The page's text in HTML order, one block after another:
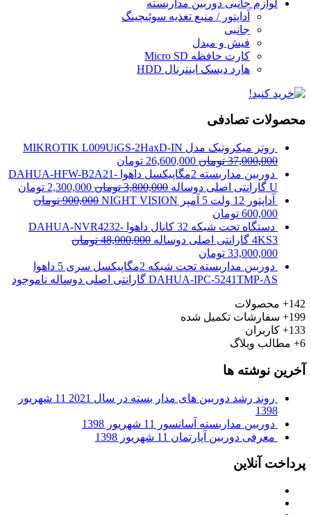
لوازم جانبی دوربین مداربسته
آداپتور / منبع تغذیه سوئیچینگ
جانبی
فیش و مبدل
کارت حافظه Micro SD
هارد دیسک اینترنال HDD
محصولات تصادفی
روتر میکروتیک مدل MIKROTIK L009UiGS-2HaxD-IN
37,000,000 تومان 26,600,000 تومان
دوربین مداربسته 2مگاپیکسل داهوا DAHUA-HFW-B2A21-
U گارانتی اصلی دوساله
3,800,000 تومان 2,300,000 تومان
آداپتور 12 ولت 5 آمپر NIGHT VISION
900,000 تومان
600,000 تومان
دستگاه تحت شبکه 32 کانال داهوا DAHUA-NVR4232-
4KS3 گارانتی اصلی دوساله
48,000,000 تومان
33,000,000 تومان
دوربین مداربسته تحت شبکه 2مگاپیکسل سری 5 داهوا
DAHUA-IPC-5241TMP-AS گارانتی اصلی دوساله
ناموجود
142+
محصولات
199+
سفارشات تکمیل شده
133+
کاربران
6+
مطالب وبلاگ
آخرین نوشته ها
روند رشد دوربین های مدار بسته در سال 2021
11 شهریور
1398
دوربین مداربسته آسانسور
11 شهریور 1398
معرفی دوربین آپارتمان 11 شهریور 1398
پرداخت آنلاین